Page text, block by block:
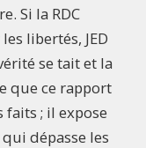
Si la RDC
libertés, JED
se tait et la
que ce rapport
faits ; il expose
dépasse les